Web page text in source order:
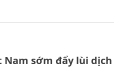
Nam sớm đẩy lùi dịch